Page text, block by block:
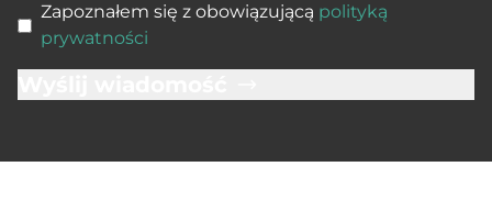
Zapoznałem się z obowiązującą polityką
prywatności